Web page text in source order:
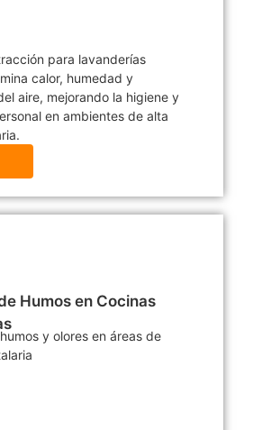
para lavanderías
calor, humedad y
aire, mejorando la higiene y
en ambientes de alta
Humos en Cocinas
y olores en áreas de